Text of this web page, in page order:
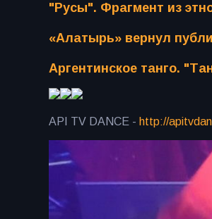
"Русы". Фрагмент из
«Алатырь» вернул
Аргентинское танго.
API TV DANCE - http://